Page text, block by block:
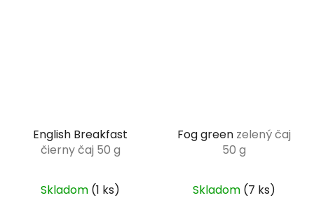
English Breakfast
čierny čaj 50 g
Skladom (1 ks)
Fog green zelený čaj
50 g
Skladom (7 ks)